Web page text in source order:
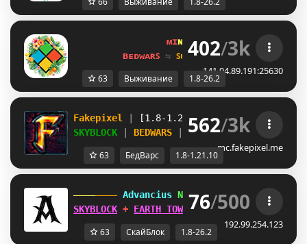
ᴍɪɴᴇ ʟᴀ ɴᴅ ɴᴇᴛᴡᴏʀᴋ ☀
ʙᴇᴅᴡᴀʀꜱ ⇆ ꜱᴜʀᴠɪᴠᴀʟ ꜱᴍᴘ ⇆ ꜱᴋʏʙʟᴏᴄᴋ
402/3k
141.94.89.191:25630
63 Выживание 1.8-26.2
Fakepixel [1.8-1.21.10] | Play
compete
SKYBLOCK
BEDWARS BUILDFFA + MORE
562/3k
mc.fakepixel.me
63 БедВарс 1.8-1.21.10
Advancius Network [1.8 - 26.2]
SKYBLOCK + EARTH TOWNY UPDATES OUT NOW
76/500
192.99.254.123
63 СкайБлок 1.8-26.2